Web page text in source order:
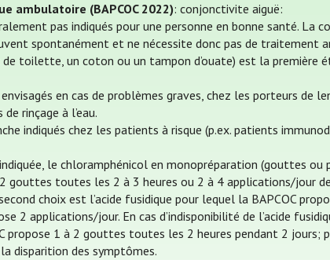
ambulatoire (BAPCOC 2022): conjonctivite aiguë:
pas indiqués pour une personne en bonne santé. La
spontanément et ne nécessite donc pas de traitement
de toilette, un coton ou un tampon d’ouate) est la première
en cas de problèmes graves, chez les porteurs de
rinçage à l’eau.
indiqués chez les patients à risque (p.ex. patients
le chloramphénicol en monopréparation (gouttes
gouttes toutes les 2 à 3 heures ou 2 à 4 applications/jour
choix est l’acide fusidique pour lequel la BAPCOC
2 applications/jour. En cas d’indisponibilité de l’acide
propose 1 à 2 gouttes toutes les 2 heures pendant 2
disparition des symptômes.